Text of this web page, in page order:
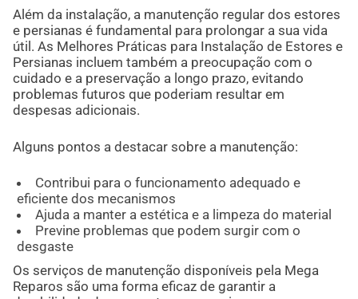
Além da instalação, a manutenção regular dos estores
e persianas é fundamental para prolongar a sua vida
útil. As Melhores Práticas para Instalação de Estores e
Persianas incluem também a preocupação com o
cuidado e a preservação a longo prazo, evitando
problemas futuros que poderiam resultar em
despesas adicionais.
Alguns pontos a destacar sobre a manutenção:
Contribui para o funcionamento adequado e
eficiente dos mecanismos
Ajuda a manter a estética e a limpeza do material
Previne problemas que podem surgir com o
desgaste
Os serviços de manutenção disponíveis pela Mega
Reparos são uma forma eficaz de garantir a